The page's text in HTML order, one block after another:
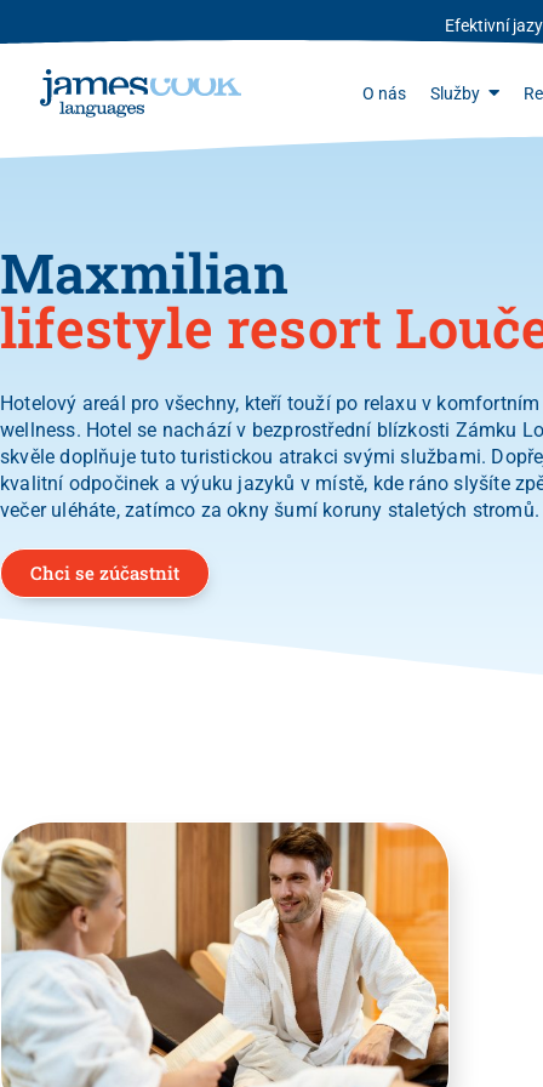
Efektivní
O nás Služby
Maxmilian
lifestyle resort
Hotelový areál pro všechny, kteří touží po relaxu v
wellness. Hotel se nachází v bezprostřední blízkosti Zámku
skvěle doplňuje tuto turistickou atrakci svými službami.
kvalitní odpočinek a výuku jazyků v místě, kde ráno slyšíte
večer uléháte, zatímco za okny šumí koruny staletých stromů.
Chci se zúčastnit